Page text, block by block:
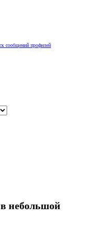
сообщений профилей
небольшой